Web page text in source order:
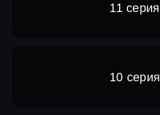
11 серия
10 серия